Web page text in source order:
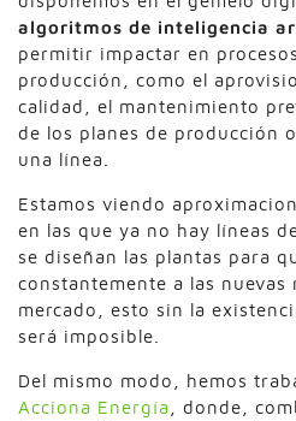
algoritmos de inteligencia
permitir impactar en
producción, como el
calidad, el mantenimiento
de los planes de producción
una línea.
Estamos viendo
en las que ya no hay líneas
se diseñan las plantas para
constantemente a las nuevas
mercado, esto sin la
será imposible.
Del mismo modo, hemos
Acciona Energía , donde,